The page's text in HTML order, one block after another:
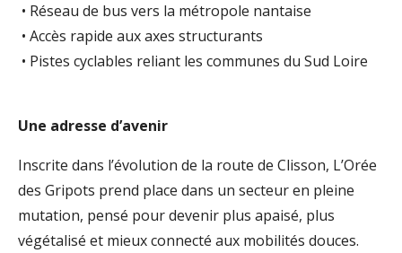
• Réseau de bus vers la métropole nantaise
• Accès rapide aux axes structurants
• Pistes cyclables reliant les communes du Sud Loire
Une adresse d’avenir
Inscrite dans l’évolution de la route de Clisson, L’Orée
des Gripots prend place dans un secteur en pleine
mutation, pensé pour devenir plus apaisé, plus
végétalisé et mieux connecté aux mobilités douces.